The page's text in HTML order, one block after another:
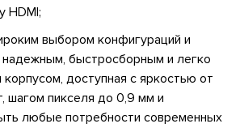
HDMI;
выбором конфигураций и
надежным, быстросборным и легко
доступная с яркостью от
шагом пикселя до 0,9 мм и
любые потребности современных